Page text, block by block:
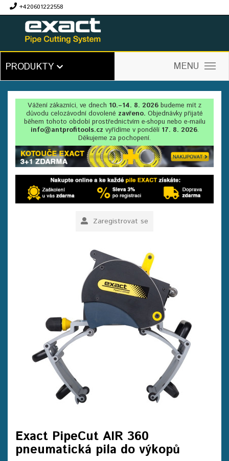
+420601222558
PRODUKTY MENU
Vážení zákazníci, ve dnech 10.–14. 8. 2026 budeme mít z
důvodu celozávodní dovolené zavřeno. Objednávky přijaté
během tohoto období prostřednictvím e-shopu nebo e-mailu
info@antprofitools.cz vyřídíme v pondělí 17. 8. 2026.
Děkujeme za pochopení.
Zaregistrovat se
Exact PipeCut AIR 360
pneumatická pila do výkopů